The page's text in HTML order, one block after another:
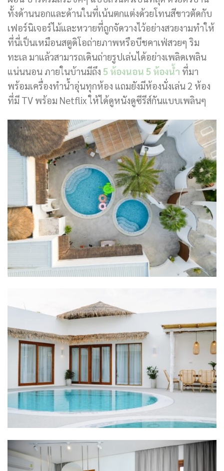
ทั้งด้านนอกและด้านในที่เน้นตกแต่งด้วยโทนสีขาวตัดกับ
เฟอร์นิเจอร์ไม้และหวายที่ถูกจัดวางไว้อย่างสวยงามทำให้
ที่นี่เป็นเหมือนสตูดิโอถ่ายภาพหรือบีชคาเฟ่สวยๆ ริม
ทะเล มาแล้วสามารถเดินถ่ายรูปเล่นได้อย่างเพลิดเพลิน
แน่นนอน ภายในบ้านมีถึง 5 ห้องนอน 5 ห้องน้ำ ที่มา
พร้อมเครื่องทำน้ำอุ่นทุกห้อง แถมยังมีห้องนั่งเล่น 2 ห้อง
ที่มี TV พร้อม Netflix ให้ได้ดูหนังดูซีรีส์กันแบบเพลินๆ